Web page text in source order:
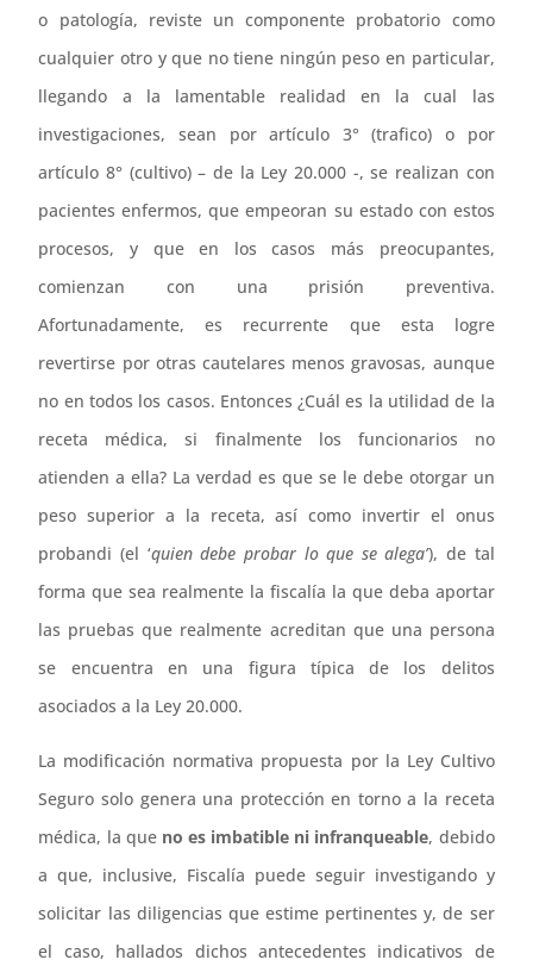
o patología, reviste un componente probatorio como
cualquier otro y que no tiene ningún peso en particular,
llegando a la lamentable realidad en la cual las
investigaciones, sean por artículo 3° (trafico) o por
artículo 8° (cultivo) – de la Ley 20.000 -, se realizan con
pacientes enfermos, que empeoran su estado con estos
procesos, y que en los casos más preocupantes,
comienzan con una prisión preventiva.
Afortunadamente, es recurrente que esta logre
revertirse por otras cautelares menos gravosas, aunque
no en todos los casos. Entonces ¿Cuál es la utilidad de la
receta médica, si finalmente los funcionarios no
atienden a ella? La verdad es que se le debe otorgar un
peso superior a la receta, así como invertir el onus
probandi (el ‘quien debe probar lo que se alega’), de tal
forma que sea realmente la fiscalía la que deba aportar
las pruebas que realmente acreditan que una persona
se encuentra en una figura típica de los delitos
asociados a la Ley 20.000.
La modificación normativa propuesta por la Ley Cultivo
Seguro solo genera una protección en torno a la receta
médica, la que no es imbatible ni infranqueable, debido
a que, inclusive, Fiscalía puede seguir investigando y
solicitar las diligencias que estime pertinentes y, de ser
el caso, hallados dichos antecedentes indicativos de